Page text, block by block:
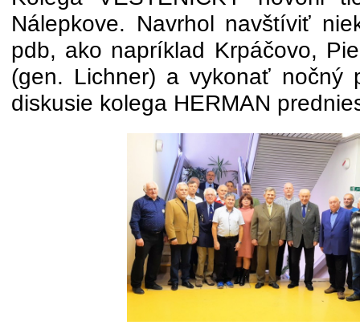
Nálepkove. Navrhol navštíviť
pdb, ako napríklad Krpáčovo,
(gen. Lichner) a vykonať nočný
diskusie kolega HERMAN